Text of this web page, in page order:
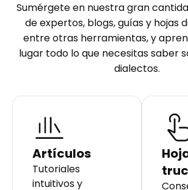
Sumérgete en nuestra gran
de expertos, blogs, guías y hojas
entre otras herramientas, y
lugar todo lo que necesitas saber
dialectos.
Artículos
Tutoriales
intuitivos y